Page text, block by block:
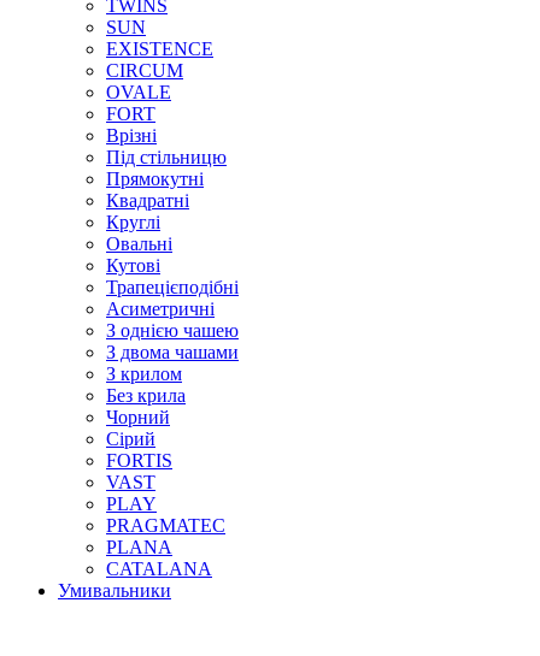
TWINS
SUN
EXISTENCE
CIRCUM
OVALE
FORT
Врізні
Під стільницю
Прямокутні
Квадратні
Круглі
Овальні
Кутові
Трапецієподібні
Асиметричні
З однією чашею
З двома чашами
З крилом
Без крила
Чорний
Сірий
FORTIS
VAST
PLAY
PRAGMATEC
PLANA
CATALANA
Умивальники